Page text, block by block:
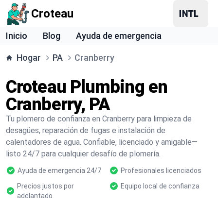
Croteau
Inicio Blog Ayuda de emergencia
Hogar PA Cranberry
Croteau Plumbing en
Cranberry, PA
Tu plomero de confianza en Cranberry para limpieza de
desagües, reparación de fugas e instalación de
calentadores de agua. Confiable, licenciado y amigable—
listo 24/7 para cualquier desafío de plomería.
Ayuda de emergencia 24/7
Profesionales licenciados
Precios justos por
adelantado
Equipo local de confianza